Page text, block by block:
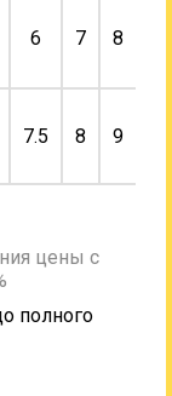
6 7 8
7.5 8 9
цены с
полного